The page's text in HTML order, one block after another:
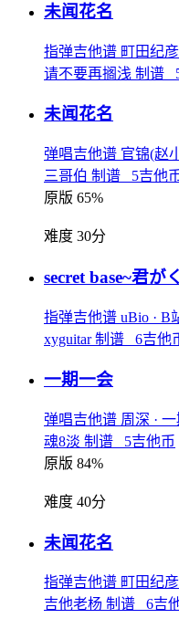
未闻花名
指弹吉他谱 町田纪彦
请不要再搁浅 制谱
未闻花名
弹唱吉他谱 官锦(赵
三哥伯 制谱 5吉他
原版 65%
难度 30分
secret base~君が
指弹吉他谱 uBio · B
xyguitar 制谱 6吉他
一期一会
弹唱吉他谱 周深 ·
魂8淡 制谱 5吉他币
原版 84%
难度 40分
未闻花名
指弹吉他谱 町田纪彦
吉他老杨 制谱 6吉